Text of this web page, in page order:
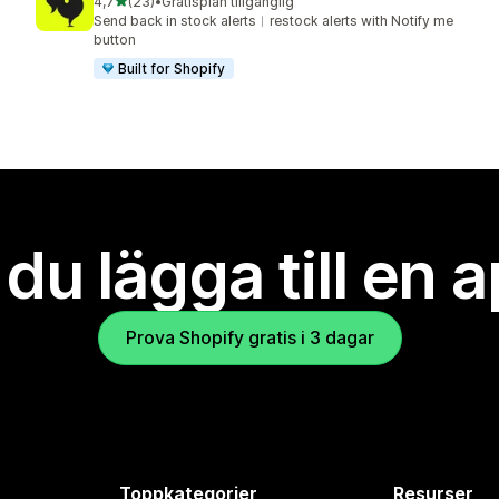
23 recensioner totalt
Send back in stock alerts︱restock alerts with Notify me
button
Built for Shopify
lägga till en
Prova Shopify gratis i 3 dagar
Toppkategorier Resurser